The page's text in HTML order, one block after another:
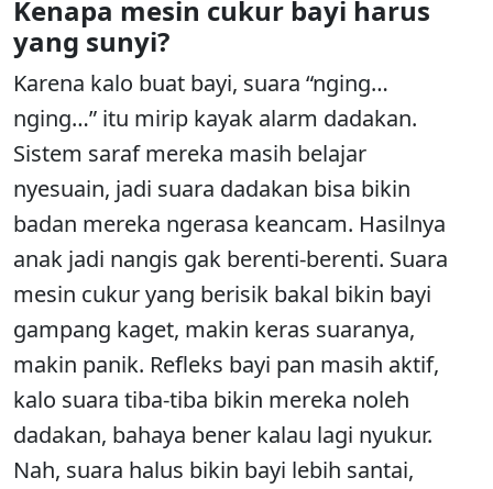
Kenapa mesin cukur bayi harus
yang sunyi?
Karena kalo buat bayi, suara “nging…
nging…” itu mirip kayak alarm dadakan.
Sistem saraf mereka masih belajar
nyesuain, jadi suara dadakan bisa bikin
badan mereka ngerasa keancam. Hasilnya
anak jadi nangis gak berenti-berenti. Suara
mesin cukur yang berisik bakal bikin bayi
gampang kaget, makin keras suaranya,
makin panik. Refleks bayi pan masih aktif,
kalo suara tiba-tiba bikin mereka noleh
dadakan, bahaya bener kalau lagi nyukur.
Nah, suara halus bikin bayi lebih santai,